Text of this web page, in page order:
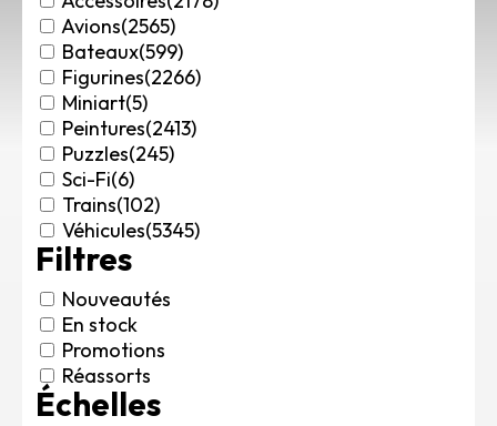
Rechercher des produits...
Mon panier 0
0,00€
Connexion / Inscription
Véhicules
Avions
Bateaux
Trains
Figurines
Accessoires
Puzzles
Carte cadeau
Maquette par marque
Avions(2565)
Bateaux(599)
Figurines(2266)
Miniart(5)
Peintures(2413)
Puzzles(245)
Sci-Fi(6)
Trains(102)
Véhicules(5345)
Filtres
Nouveautés
En stock
Promotions
Réassorts
Échelles